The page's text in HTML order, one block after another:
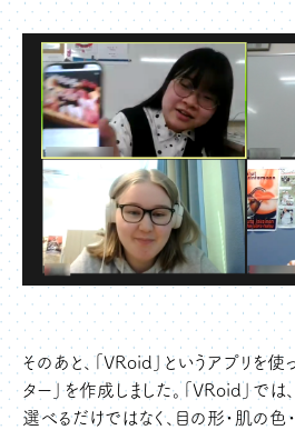
そのあと、「VRoid」というアプリを使
ター」を作成しました。「VRoid」で
選べるだけではなく、目の形・肌の